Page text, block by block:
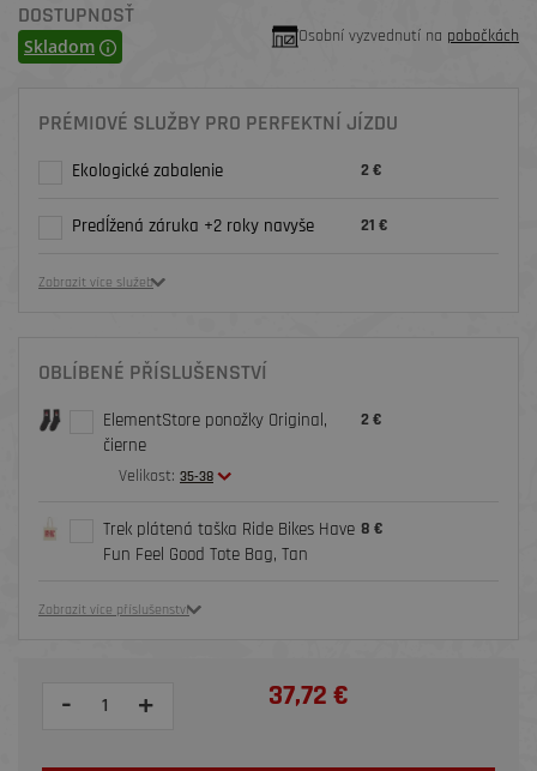
DOSTUPNOSŤ
Skladom Osobní vyzvednutí na pobočkách
PRÉMIOVÉ SLUŽBY PRO PERFEKTNÍ JÍZDU
Ekologické zabalenie 2 €
Predĺžená záruka +2 roky navyše 21 €
Zobrazit více služeb
OBLÍBENÉ PŘÍSLUŠENSTVÍ
ElementStore ponožky Original,
čierne
Velikost: 35-38
2 €
Trek plátená taška Ride Bikes Have
Fun Feel Good Tote Bag, Tan
8 €
Zobrazit více příslušenství
- + 37,72 €